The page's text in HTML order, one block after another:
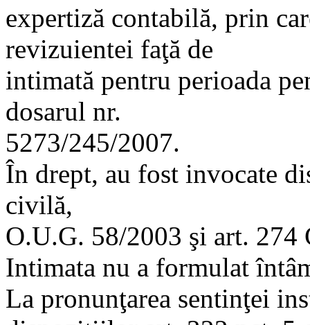
expertiză contabilă, prin
revizuientei faţă de
intimată pentru perioada
dosarul nr.
5273/245/2007.
În drept, au fost invocate
civilă,
O.U.G. 58/2003 şi art. 274
Intimata nu a formulat
La pronunţarea sentinţei